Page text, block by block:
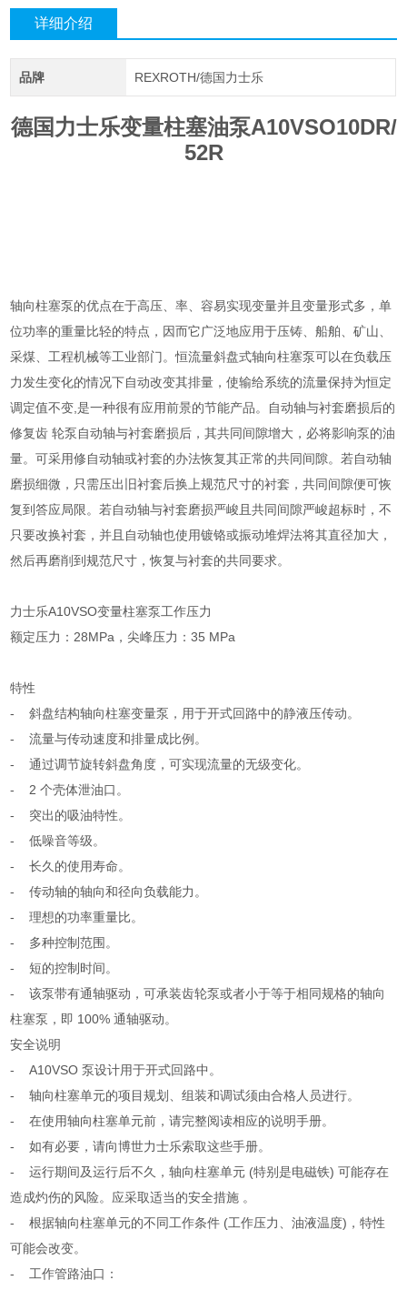
详细介绍
品牌 REXROTH/德国力士乐
德国力士乐变量柱塞油泵A10VSO10DR/
52R
轴向柱塞泵的优点在于高压、率、容易实现变量并且变量形式多，单
位功率的重量比轻的特点，因而它广泛地应用于压铸、船舶、矿山、
采煤、工程机械等工业部门。恒流量斜盘式轴向柱塞泵可以在负载压
力发生变化的情况下自动改变其排量，使输给系统的流量保持为恒定
调定值不变,是一种很有应用前景的节能产品。自动轴与衬套磨损后的
修复齿 轮泵自动轴与衬套磨损后，其共同间隙增大，必将影响泵的油
量。可采用修自动轴或衬套的办法恢复其正常的共同间隙。若自动轴
磨损细微，只需压出旧衬套后换上规范尺寸的衬套，共同间隙便可恢
复到答应局限。若自动轴与衬套磨损严峻且共同间隙严峻超标时，不
只要改换衬套，并且自动轴也使用镀铬或振动堆焊法将其直径加大，
然后再磨削到规范尺寸，恢复与衬套的共同要求。
力士乐A10VSO变量柱塞泵工作压力
额定压力：28MPa，尖峰压力：35 MPa
特性
- 斜盘结构轴向柱塞变量泵，用于开式回路中的静液压传动。
- 流量与传动速度和排量成比例。
- 通过调节旋转斜盘角度，可实现流量的无级变化。
- 2 个壳体泄油口。
- 突出的吸油特性。
- 低噪音等级。
- 长久的使用寿命。
- 传动轴的轴向和径向负载能力。
- 理想的功率重量比。
- 多种控制范围。
- 短的控制时间。
- 该泵带有通轴驱动，可承装齿轮泵或者小于等于相同规格的轴向
柱塞泵，即 100% 通轴驱动。
安全说明
- A10VSO 泵设计用于开式回路中。
- 轴向柱塞单元的项目规划、组装和调试须由合格人员进行。
- 在使用轴向柱塞单元前，请完整阅读相应的说明手册。
- 如有必要，请向博世力士乐索取这些手册。
- 运行期间及运行后不久，轴向柱塞单元 (特别是电磁铁) 可能存在
造成灼伤的风险。应采取适当的安全措施 。
- 根据轴向柱塞单元的不同工作条件 (工作压力、油液温度)，特性
可能会改变。
- 工作管路油口：